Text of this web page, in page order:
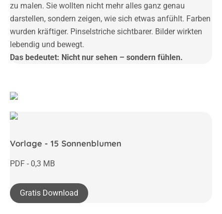
zu malen. Sie wollten nicht mehr alles ganz genau
darstellen, sondern zeigen, wie sich etwas anfühlt. Farben
wurden kräftiger. Pinselstriche sichtbarer. Bilder wirkten
lebendig und bewegt.
Das bedeutet: Nicht nur sehen – sondern fühlen.
Vorlage - 15 Sonnenblumen
PDF - 0,3 MB
Gratis Download